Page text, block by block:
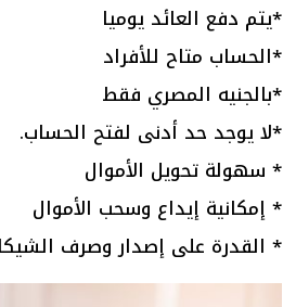
*يتم دفع العائد يوميا
*الحساب متاح للأفراد
*بالجنيه المصري فقط
*لا يوجد حد أدنى لفتح الحساب.
* سهولة تحويل الأموال
* إمكانية إيداع وسحب الأموال
* القدرة على إصدار وصرف